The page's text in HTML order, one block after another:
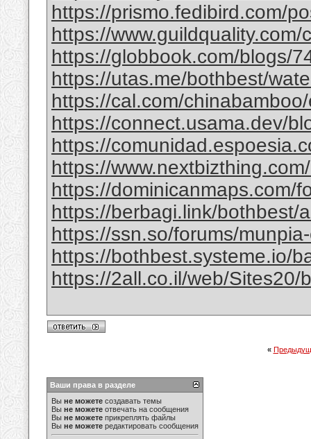
https://prismo.fedibird.com/
https://
https://globbook.com/blogs/
https://utas.me/bothbest/
https://cal.com/
https://connect.usama.dev/
https://
https://
https://dominicanmaps.com/
https://berbagi.link/bothbest/
https://ssn.so/forums/
https://bothbest.systeme.io/
https://2all.co.il/web/Sites20/
«
Ваши права в разделе
Вы не можете создавать темы
Вы не можете отвечать на сообщения
Вы не можете прикреплять файлы
Вы не можете редактировать сообщения